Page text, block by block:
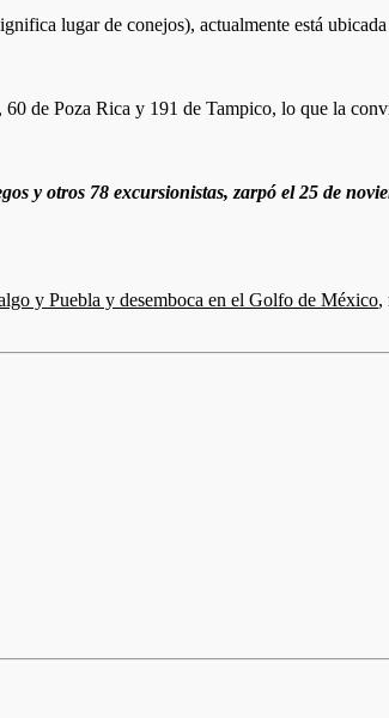
lugar de conejos), actualmente está
de Poza Rica y 191 de Tampico, lo que la
y otros 78 excursionistas, zarpó el 25 de
y Puebla y desemboca en el Golfo de México,